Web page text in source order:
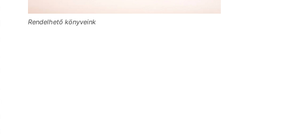
Rendelhető könyveink